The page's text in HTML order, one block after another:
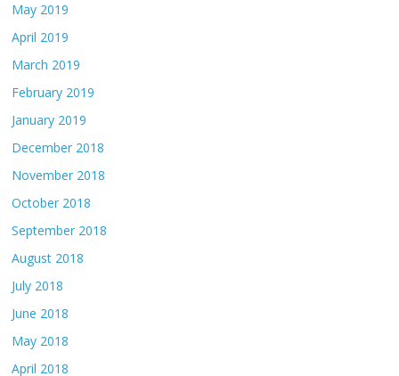
May 2019
April 2019
March 2019
February 2019
January 2019
December 2018
November 2018
October 2018
September 2018
August 2018
July 2018
June 2018
May 2018
April 2018